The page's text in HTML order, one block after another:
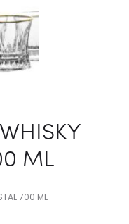
ML
700 ML